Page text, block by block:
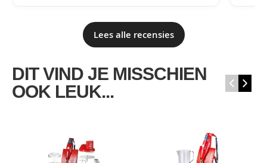
Lees alle recensies
DIT VIND JE MISSCHIEN
OOK LEUK...
‹ ›